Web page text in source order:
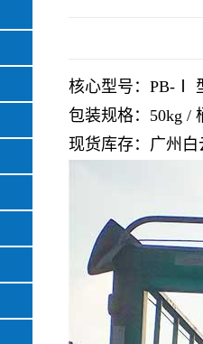
核心型号：PB-Ⅰ
包装规格：50kg /
现货库存：广州白